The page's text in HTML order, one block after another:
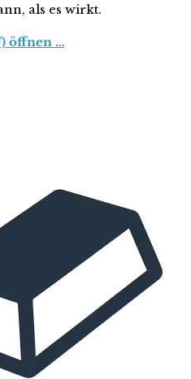
als es wirkt.
öffnen …